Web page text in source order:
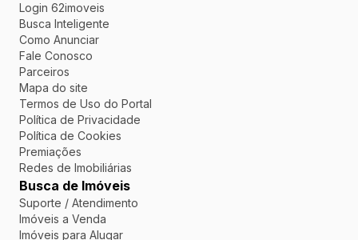
Login 62imoveis
Busca Inteligente
Como Anunciar
Fale Conosco
Parceiros
Mapa do site
Termos de Uso do Portal
Política de Privacidade
Política de Cookies
Premiações
Redes de Imobiliárias
Busca de Imóveis
Suporte / Atendimento
Imóveis a Venda
Imóveis para Alugar